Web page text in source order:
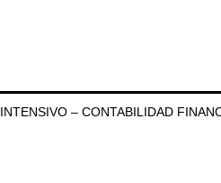
INTENSIVO – CONTABILIDAD